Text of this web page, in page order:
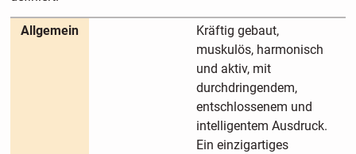
Allgemein
Kräftig gebaut,
muskulös, harmonisch
und aktiv, mit
durchdringendem,
entschlossenem und
intelligentem Ausdruck.
Ein einzigartiges